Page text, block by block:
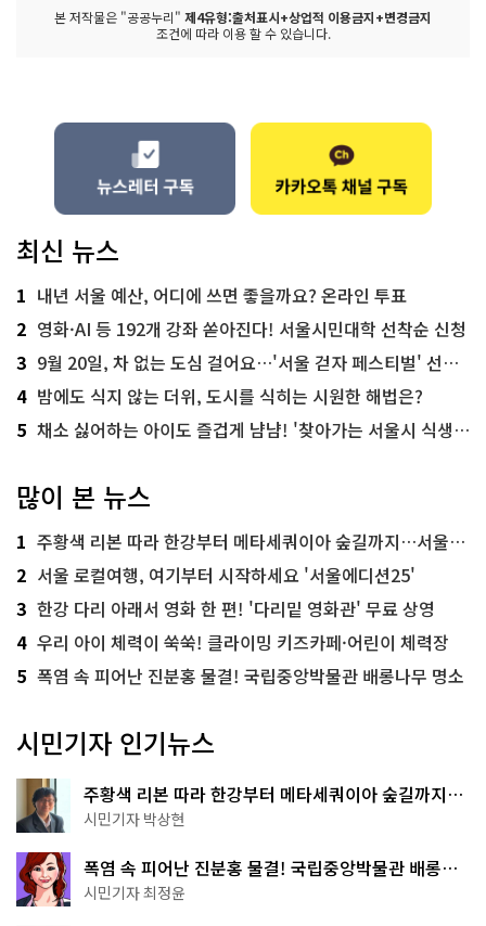
본 저작물은 "공공누리" 제4유형:출처표시+상업적 이용금지+변경금지
조건에 따라 이용 할 수 있습니다.
최신 뉴스
1 내년 서울 예산, 어디에 쓰면 좋을까요? 온라인 투표
2 영화·AI 등 192개 강좌 쏟아진다! 서울시민대학 선착순 신청
3 9월 20일, 차 없는 도심 걸어요…'서울 걷자 페스티벌' 선착순 5천명
4 밤에도 식지 않는 더위, 도시를 식히는 시원한 해법은?
5 채소 싫어하는 아이도 즐겁게 냠냠! '찾아가는 서울시 식생활 교육' 현장
많이 본 뉴스
1 주황색 리본 따라 한강부터 메타세쿼이아 숲길까지…서울둘레길 15코스
2 서울 로컬여행, 여기부터 시작하세요 '서울에디션25'
3 한강 다리 아래서 영화 한 편! '다리밑 영화관' 무료 상영
4 우리 아이 체력이 쑥쑥! 클라이밍 키즈카페·어린이 체력장
5 폭염 속 피어난 진분홍 물결! 국립중앙박물관 배롱나무 명소
시민기자 인기뉴스
주황색 리본 따라 한강부터 메타세쿼이아 숲길까지…
서울둘레길 15코스
시민기자 박상현
폭염 속 피어난 진분홍 물결! 국립중앙박물관 배롱나
무 명소
시민기자 최정윤